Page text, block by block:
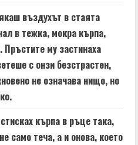
въздухът в стаята
в тежка, мокра кърпа,
му застинаха
с онзи безстрастен,
не означава нищо, но
кърпа в ръце така,
само теча, а и онова, което